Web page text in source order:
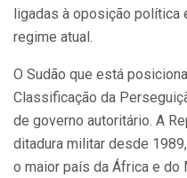
ligadas à oposição política
regime atual.
O Sudão que está
Classificação da
de governo autoritário. A
ditadura militar desde
o maior país da África e do